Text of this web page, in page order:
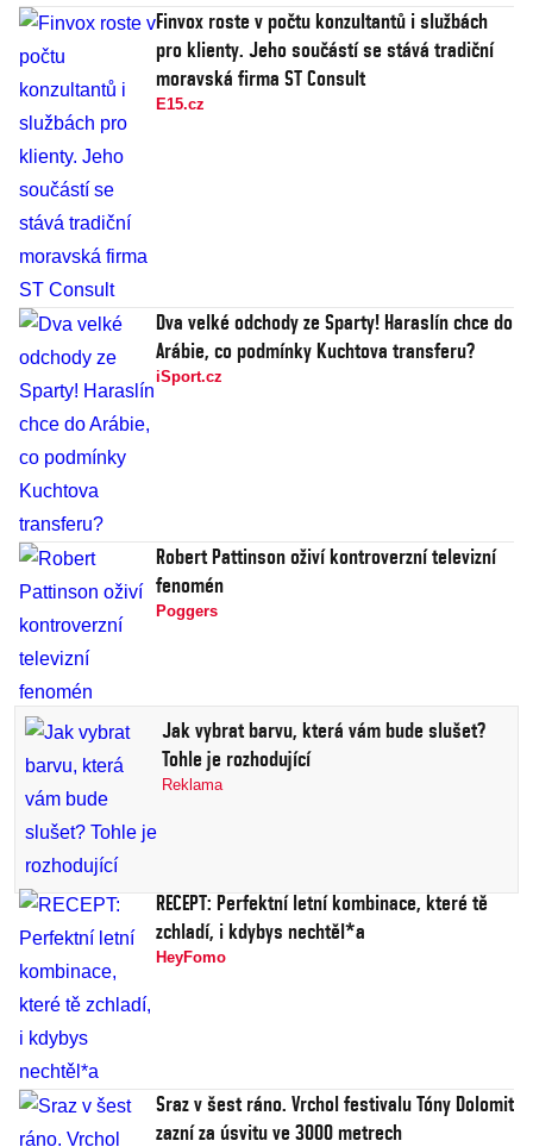
Finvox roste v počtu konzultantů i službách
pro klienty. Jeho součástí se stává tradiční
moravská firma ST Consult
E15.cz
Dva velké odchody ze Sparty! Haraslín chce do
Arábie, co podmínky Kuchtova transferu?
iSport.cz
Robert Pattinson oživí kontroverzní televizní
fenomén
Poggers
Jak vybrat barvu, která vám bude slušet?
Tohle je rozhodující
Reklama
RECEPT: Perfektní letní kombinace, které tě
zchladí, i kdybys nechtěl*a
HeyFomo
Sraz v šest ráno. Vrchol festivalu Tóny Dolomit
zazní za úsvitu ve 3000 metrech